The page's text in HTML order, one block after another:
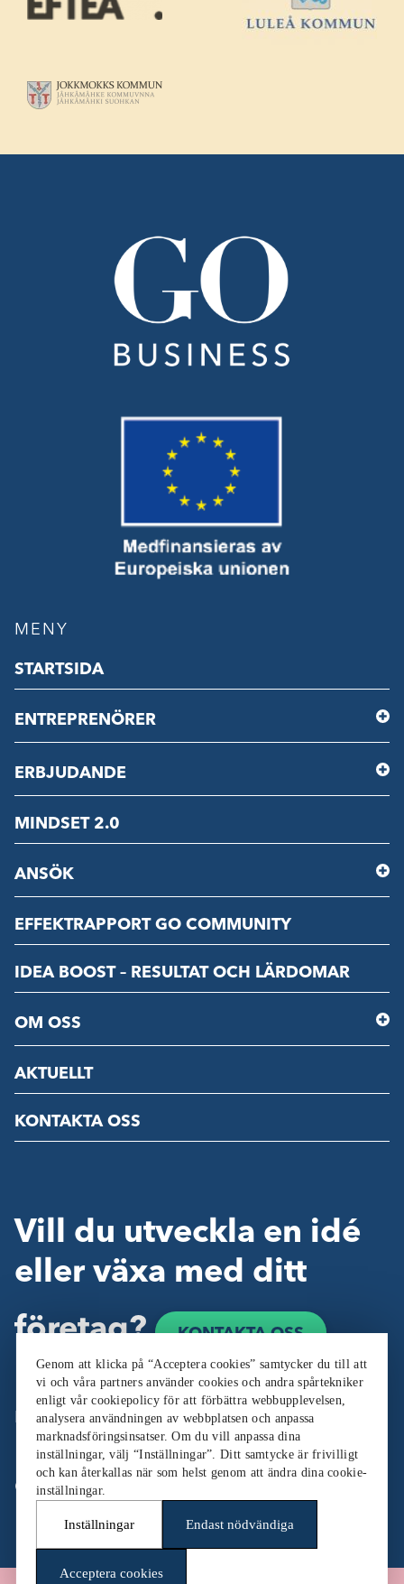
MENY
STARTSIDA
ENTREPRENÖRER
ERBJUDANDE
MINDSET 2.0
ANSÖK
EFFEKTRAPPORT GO COMMUNITY
IDEA BOOST – RESULTAT OCH LÄRDOMAR
OM OSS
AKTUELLT
KONTAKTA OSS
Vill du utveckla en idé
eller växa med ditt
företag?
KONTAKTA OSS
Följ oss:
Cookieinställningar
Genom att klicka på “Acceptera cookies” samtycker du till att
vi och våra partners använder cookies och andra spårtekniker
enligt vår cookiepolicy för att förbättra webbupplevelsen,
analysera användningen av webbplatsen och anpassa
marknadsföringsinsatser. Om du vill anpassa dina
inställningar, välj “Inställningar”. Ditt samtycke är frivilligt
och kan återkallas när som helst genom att ändra dina cookie-
inställningar.
Inställningar Endast nödvändiga
Acceptera cookies